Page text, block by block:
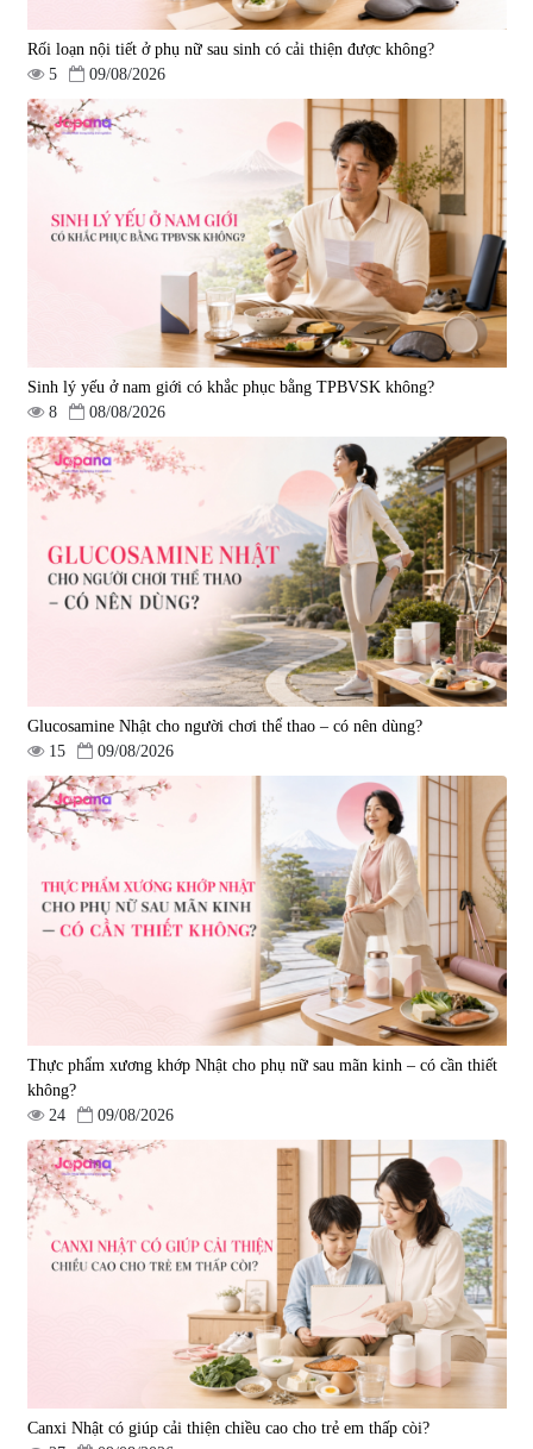
Tẩy tế bào chết Nichiei Bussan
Nano NMN+ Peeling Gel
1.490.000 đ
Viên uống hỗ trợ bền thành
mạch, ngừa tai biến Elastin Plus
& Nattokinase Hokoen 80 viên
|0
980.000 đ
Viên uống bổ gan Ribeto Shoji
Hepaclean 60 viên
690.000 đ
Viên uống hỗ trợ cải thiện thoát
vị đĩa đệm Kyoto Has 30 viên
|14.560
1.600.000 đ
Viên uống hỗ trợ giấc ngủ Fujina
Sleepy Nhật Bản 80 viên
Viên uống phòng ngừa & hỗ trợ
điều trị đột quỵ Biken Kinase
Gold 60 viên
|0
1.570.000 đ
Rối loạn nội tiết ở phụ nữ sau sinh có cải thiện được không?
5
09/08/2026
Sinh lý yếu ở nam giới có khắc phục bằng TPBVSK không?
8
08/08/2026
Glucosamine Nhật cho người chơi thể thao – có nên dùng?
15
09/08/2026
Thực phẩm xương khớp Nhật cho phụ nữ sau mãn kinh – có cần thiết
không?
24
09/08/2026
Canxi Nhật có giúp cải thiện chiều cao cho trẻ em thấp còi?